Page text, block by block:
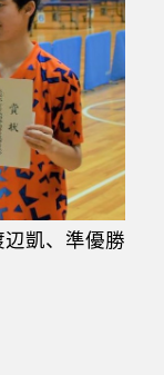
凱、準優勝